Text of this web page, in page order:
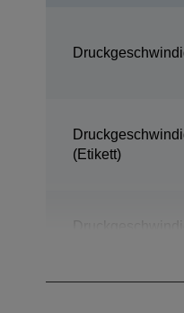
(Etikett)